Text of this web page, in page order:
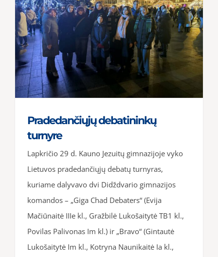
Pradedančiųjų debatininkų
turnyre
Lapkričio 29 d. Kauno Jezuitų gimnazijoje vyko
Lietuvos pradedančiųjų debatų turnyras,
kuriame dalyvavo dvi Didždvario gimnazijos
komandos – „Giga Chad Debaters“ (Evija
Mačiūnaitė IIIe kl., Gražbilė Lukošaitytė TB1 kl.,
Povilas Palivonas Im kl.) ir „Bravo“ (Gintautė
Lukošaitytė Im kl., Kotryna Naunikaitė Ia kl.,